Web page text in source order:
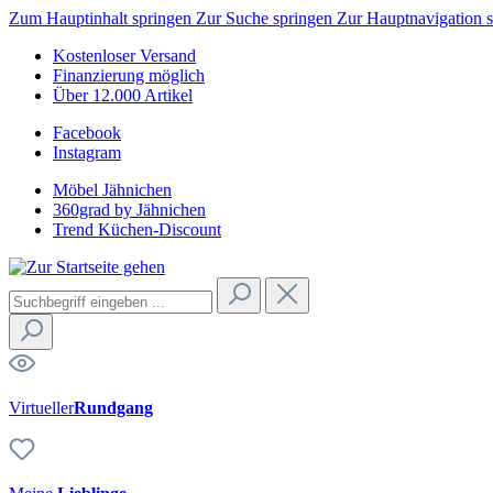
Zum Hauptinhalt springen Zur Suche springen Zur Hauptnavigation
Kostenloser Versand
Finanzierung möglich
Über 12.000 Artikel
Facebook
Instagram
Möbel Jähnichen
360grad by Jähnichen
Trend Küchen-Discount
VirtuellerRundgang